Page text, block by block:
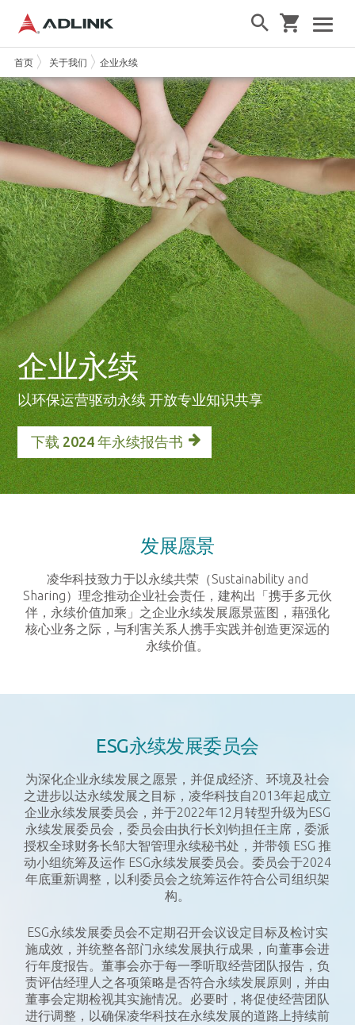
首页 关于我们 企业永续
企业永续
以环保运营驱动永续 开放专业知识共享
下载 2024 年永续报告书
发展愿景
凌华科技致力于以永续共荣（Sustainability and
Sharing）理念推动企业社会责任，建构出「携手多元伙
伴，永续价值加乘」之企业永续发展愿景蓝图，藉强化
核心业务之际，与利害关系人携手实践并创造更深远的
永续价值。
ESG永续发展委员会
为深化企业永续发展之愿景，并促成经济、环境及社会
之进步以达永续发展之目标，凌华科技自2013年起成立
企业永续发展委员会，并于2022年12月转型升级为ESG
永续发展委员会，委员会由执行长刘钧担任主席，委派
授权全球财务长邹大智管理永续秘书处，并带领 ESG 推
动小组统筹及运作 ESG永续发展委员会。委员会于2024
年底重新调整，以利委员会之统筹运作符合公司组织架
构。
ESG永续发展委员会不定期召开会议设定目标及检讨实
施成效，并统整各部门永续发展执行成果，向董事会进
行年度报告。董事会亦于每一季听取经营团队报告，负
责评估经理人之各项策略是否符合永续发展原则，并由
董事会定期检视其实施情况。必要时，将促使经营团队
进行调整，以确保凌华科技在永续发展的道路上持续前